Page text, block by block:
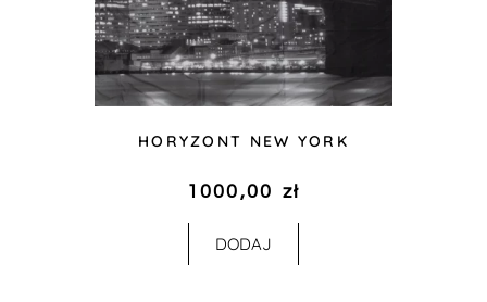
HORYZONT NEW YORK
1000,00 zł
DODAJ